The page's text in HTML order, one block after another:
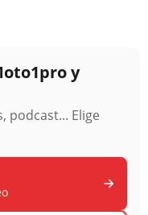
y
podcast... Elige